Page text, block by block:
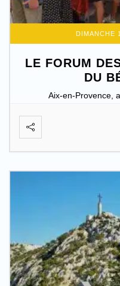
DIMANCHE
LE FORUM
DU
Aix-en-Provence,